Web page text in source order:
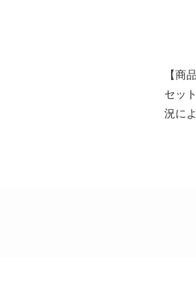
【商
セッ
況に